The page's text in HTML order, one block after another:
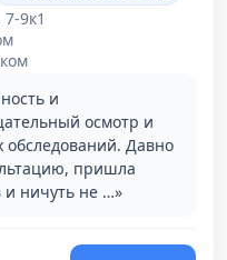
9к1
и
осмотр и
Давно
пришла
и ничуть не …»